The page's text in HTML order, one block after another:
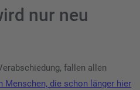
nur neu
fallen allen
Menschen, die schon länger hier